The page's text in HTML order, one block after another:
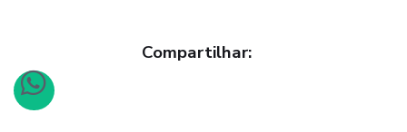
Compartilhar: